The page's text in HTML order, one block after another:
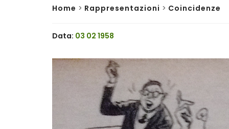
Home > Rappresentazioni > Coincidenze
Data: 03 02 1958